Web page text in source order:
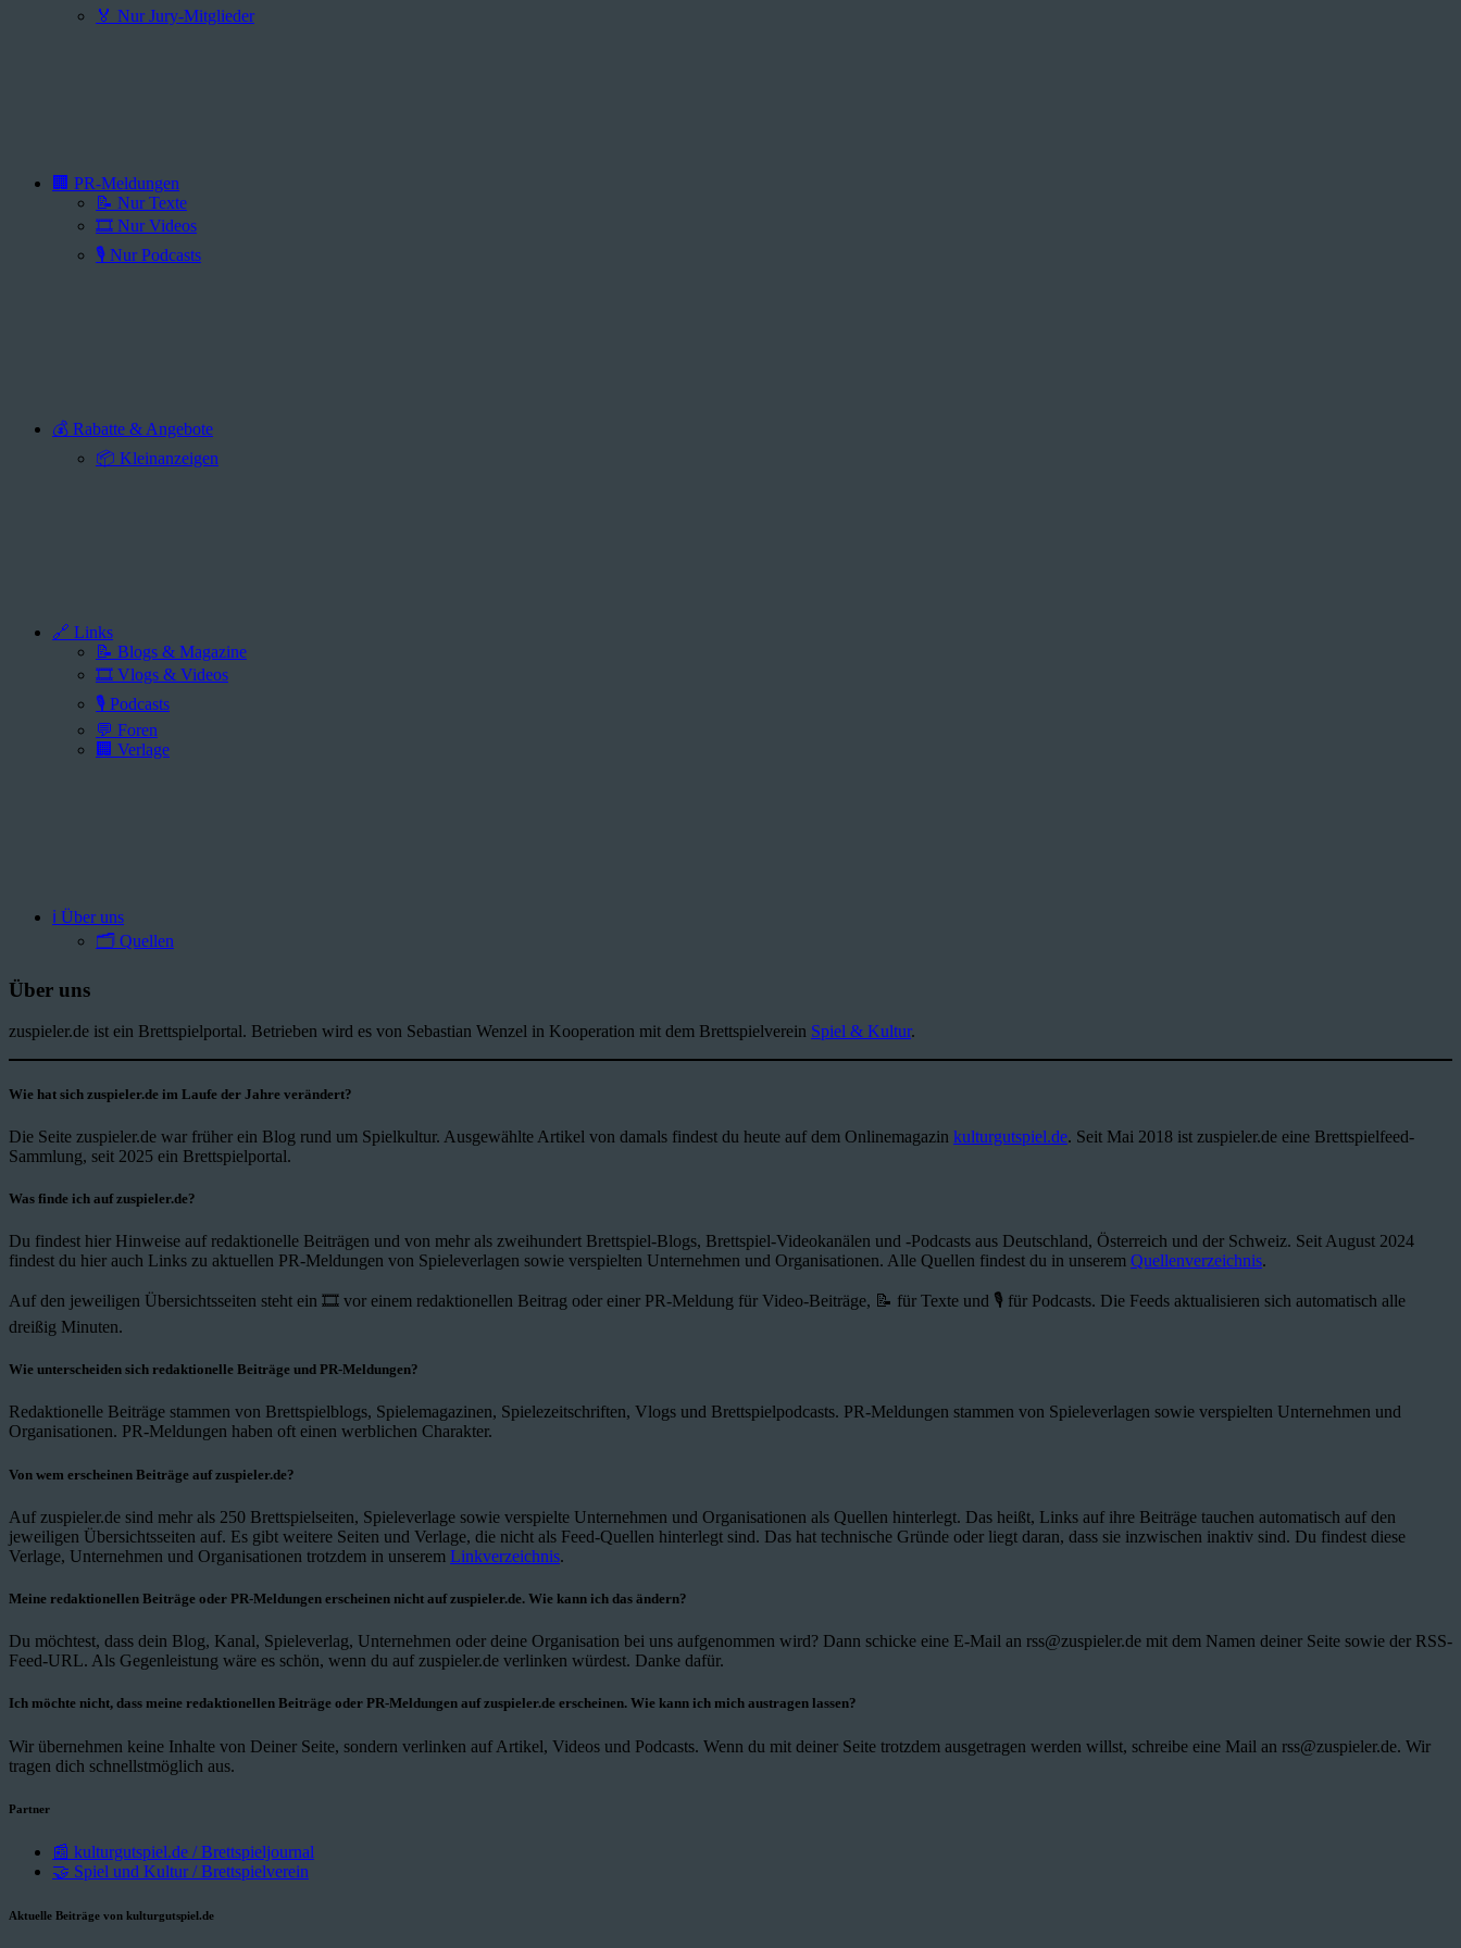
🏅 Nur Jury-Mitglieder
🏢 PR-Meldungen
📝 Nur Texte
🎞️ Nur Videos
🎙️ Nur Podcasts
💰 Rabatte & Angebote
📦 Kleinanzeigen
🔗 Links
📝 Blogs & Magazine
🎞️ Vlogs & Videos
🎙️ Podcasts
💬 Foren
🏢 Verlage
ℹ️ Über uns
🗂️ Quellen
Über uns
zuspieler.de ist ein Brettspielportal. Betrieben wird es von Sebastian Wenzel in Kooperation mit dem Brettspielverein Spiel & Kultur.
Wie hat sich zuspieler.de im Laufe der Jahre verändert?
Die Seite zuspieler.de war früher ein Blog rund um Spielkultur. Ausgewählte Artikel von damals findest du heute auf dem Onlinemagazin kulturgutspiel.de. Seit Mai 2018 ist zuspieler.de eine Brettspielfeed-
Sammlung, seit 2025 ein Brettspielportal.
Was finde ich auf zuspieler.de?
Du findest hier Hinweise auf redaktionelle Beiträgen und von mehr als zweihundert Brettspiel-Blogs, Brettspiel-Videokanälen und -Podcasts aus Deutschland, Österreich und der Schweiz. Seit August 2024
findest du hier auch Links zu aktuellen PR-Meldungen von Spieleverlagen sowie verspielten Unternehmen und Organisationen. Alle Quellen findest du in unserem Quellenverzeichnis.
Auf den jeweiligen Übersichtsseiten steht ein 🎞️ vor einem redaktionellen Beitrag oder einer PR-Meldung für Video-Beiträge, 📝 für Texte und 🎙️ für Podcasts. Die Feeds aktualisieren sich automatisch alle
dreißig Minuten.
Wie unterscheiden sich redaktionelle Beiträge und PR-Meldungen?
Redaktionelle Beiträge stammen von Brettspielblogs, Spielemagazinen, Spielezeitschriften, Vlogs und Brettspielpodcasts. PR-Meldungen stammen von Spieleverlagen sowie verspielten Unternehmen und
Organisationen. PR-Meldungen haben oft einen werblichen Charakter.
Von wem erscheinen Beiträge auf zuspieler.de?
Auf zuspieler.de sind mehr als 250 Brettspielseiten, Spieleverlage sowie verspielte Unternehmen und Organisationen als Quellen hinterlegt. Das heißt, Links auf ihre Beiträge tauchen automatisch auf den
jeweiligen Übersichtsseiten auf. Es gibt weitere Seiten und Verlage, die nicht als Feed-Quellen hinterlegt sind. Das hat technische Gründe oder liegt daran, dass sie inzwischen inaktiv sind. Du findest diese
Verlage, Unternehmen und Organisationen trotzdem in unserem Linkverzeichnis.
Meine redaktionellen Beiträge oder PR-Meldungen erscheinen nicht auf zuspieler.de. Wie kann ich das ändern?
Du möchtest, dass dein Blog, Kanal, Spieleverlag, Unternehmen oder deine Organisation bei uns aufgenommen wird? Dann schicke eine E-Mail an rss@zuspieler.de mit dem Namen deiner Seite sowie der RSS-
Feed-URL. Als Gegenleistung wäre es schön, wenn du auf zuspieler.de verlinken würdest. Danke dafür.
Ich möchte nicht, dass meine redaktionellen Beiträge oder PR-Meldungen auf zuspieler.de erscheinen. Wie kann ich mich austragen lassen?
Wir übernehmen keine Inhalte von Deiner Seite, sondern verlinken auf Artikel, Videos und Podcasts. Wenn du mit deiner Seite trotzdem ausgetragen werden willst, schreibe eine Mail an rss@zuspieler.de. Wir
tragen dich schnellstmöglich aus.
Partner
📰 kulturgutspiel.de / Brettspieljournal
🤝 Spiel und Kultur / Brettspielverein
Aktuelle Beiträge von kulturgutspiel.de